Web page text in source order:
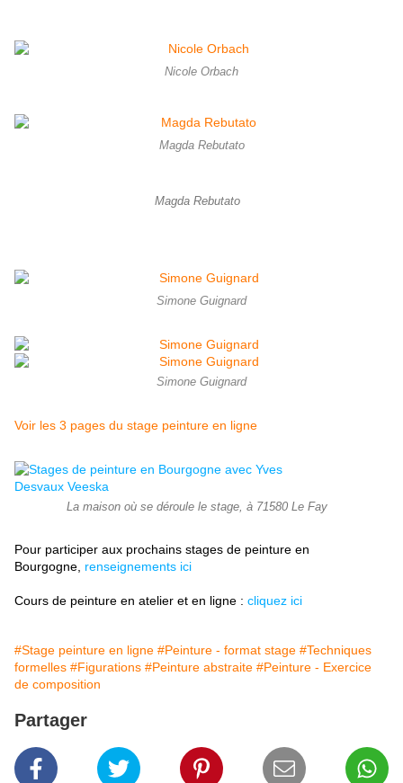
Nicole Orbach
Magda Rebutato
Magda Rebutato
Simone Guignard
Simone Guignard
Voir les 3 pages du stage peinture en ligne
La maison où se déroule le stage, à 71580 Le Fay
Pour participer aux prochains stages de peinture en
Bourgogne, renseignements ici
Cours de peinture en atelier et en ligne : cliquez ici
#Stage peinture en ligne #Peinture - format stage #Techniques
formelles #Figurations #Peinture abstraite #Peinture - Exercice
de composition
Partager